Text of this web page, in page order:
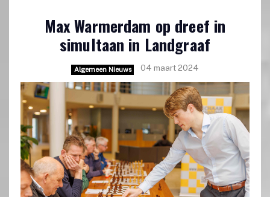
Max Warmerdam op dreef in
simultaan in Landgraaf
Algemeen Nieuws 04 maart 2024